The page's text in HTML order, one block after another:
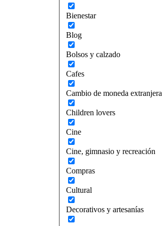
Bienestar
Blog
Bolsos y calzado
Cafes
Cambio de moneda extranjera
Children lovers
Cine
Cine, gimnasio y recreación
Compras
Cultural
Decorativos y artesanías